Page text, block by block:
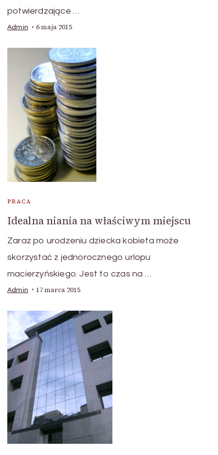
potwierdzające …
Admin 6 maja 2015
PRACA
Idealna niania na właściwym miejscu
Zaraz po urodzeniu dziecka kobieta może
skorzystać z jednorocznego urlopu
macierzyńskiego. Jest to czas na …
Admin 17 marca 2015